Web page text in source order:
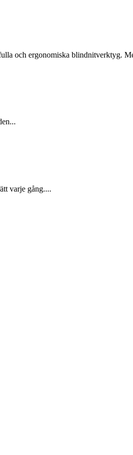
och ergonomiska blindnitverktyg.
varje gång....